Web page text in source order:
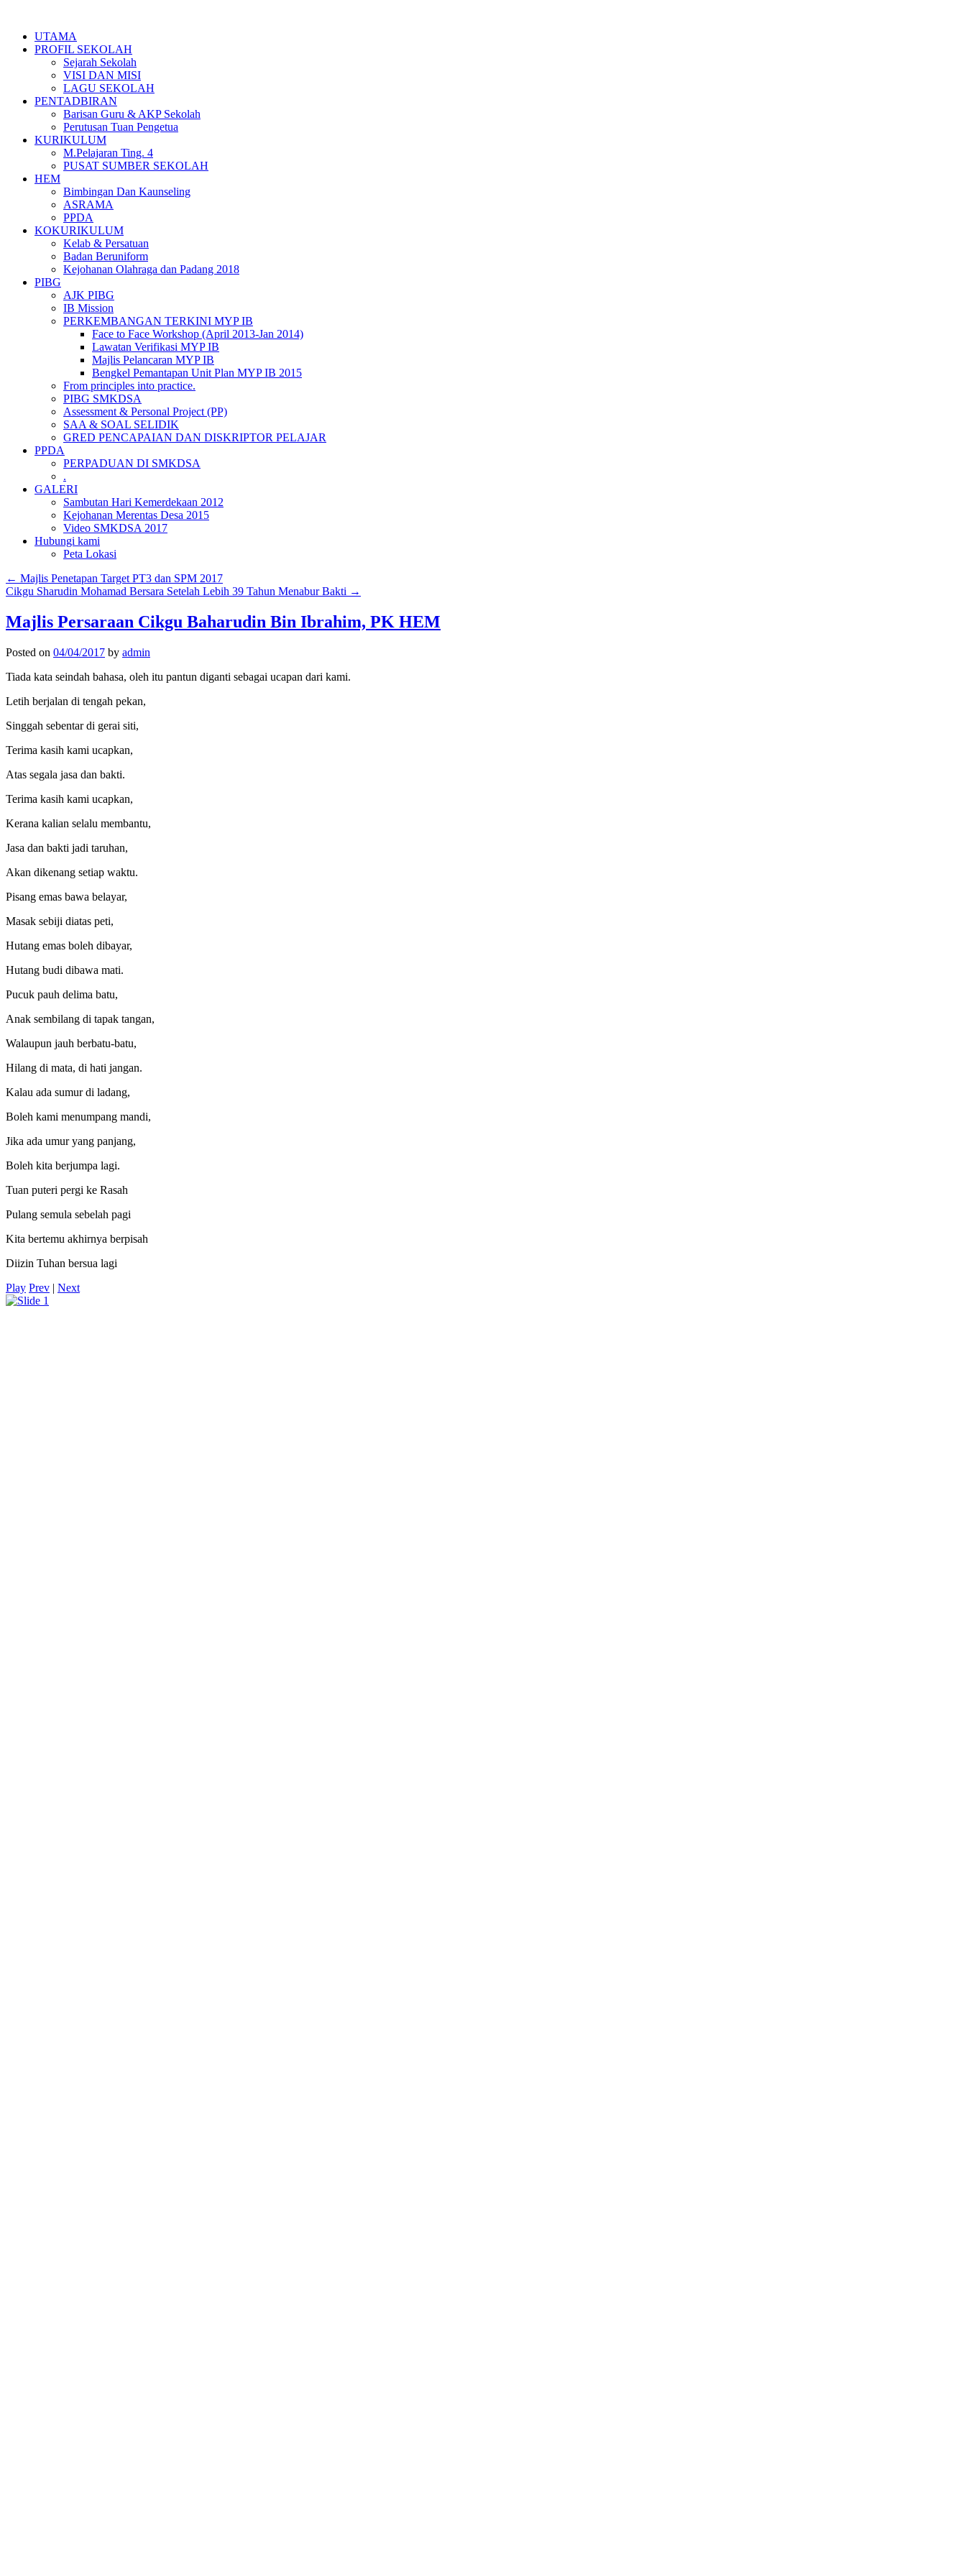
contentUTAMA
PROFIL SEKOLAH
Sejarah Sekolah
VISI DAN MISI
LAGU SEKOLAH
PENTADBIRAN
Barisan Guru & AKP Sekolah
Perutusan Tuan Pengetua
KURIKULUM
M.Pelajaran Ting. 4
PUSAT SUMBER SEKOLAH
HEM
Bimbingan Dan Kaunseling
ASRAMA
PPDA
KOKURIKULUM
Kelab & Persatuan
Badan Beruniform
Kejohanan Olahraga dan Padang 2018
PIBG
AJK PIBG
IB Mission
PERKEMBANGAN TERKINI MYP IB
Face to Face Workshop (April 2013-Jan 2014)
Lawatan Verifikasi MYP IB
Majlis Pelancaran MYP IB
Bengkel Pemantapan Unit Plan MYP IB 2015
From principles into practice.
PIBG SMKDSA
Assessment & Personal Project (PP)
SAA & SOAL SELIDIK
GRED PENCAPAIAN DAN DISKRIPTOR PELAJAR
PPDA
PERPADUAN DI SMKDSA
.
GALERI
Sambutan Hari Kemerdekaan 2012
Kejohanan Merentas Desa 2015
Video SMKDSA 2017
Hubungi kami
Peta Lokasi
← Majlis Penetapan Target PT3 dan SPM 2017
Cikgu Sharudin Mohamad Bersara Setelah Lebih 39 Tahun Menabur Bakti →
Majlis Persaraan Cikgu Baharudin Bin Ibrahim, PK HEM
Posted on 04/04/2017 by admin
Tiada kata seindah bahasa, oleh itu pantun diganti sebagai ucapan dari kami.
Letih berjalan di tengah pekan,
Singgah sebentar di gerai siti,
Terima kasih kami ucapkan,
Atas segala jasa dan bakti.
Terima kasih kami ucapkan,
Kerana kalian selalu membantu,
Jasa dan bakti jadi taruhan,
Akan dikenang setiap waktu.
Pisang emas bawa belayar,
Masak sebiji diatas peti,
Hutang emas boleh dibayar,
Hutang budi dibawa mati.
Pucuk pauh delima batu,
Anak sembilang di tapak tangan,
Walaupun jauh berbatu-batu,
Hilang di mata, di hati jangan.
Kalau ada sumur di ladang,
Boleh kami menumpang mandi,
Jika ada umur yang panjang,
Boleh kita berjumpa lagi.
Tuan puteri pergi ke Rasah
Pulang semula sebelah pagi
Kita bertemu akhirnya berpisah
Diizin Tuhan bersua lagi
Play Prev | Next